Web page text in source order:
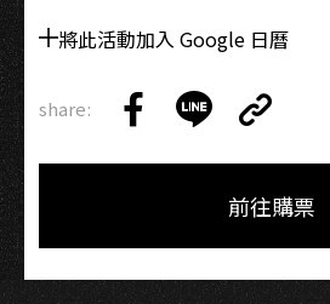
將此活動加入 Google 日曆
share:
on
on
Link
Copy
前往購票